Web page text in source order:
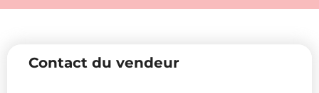
Contact du vendeur